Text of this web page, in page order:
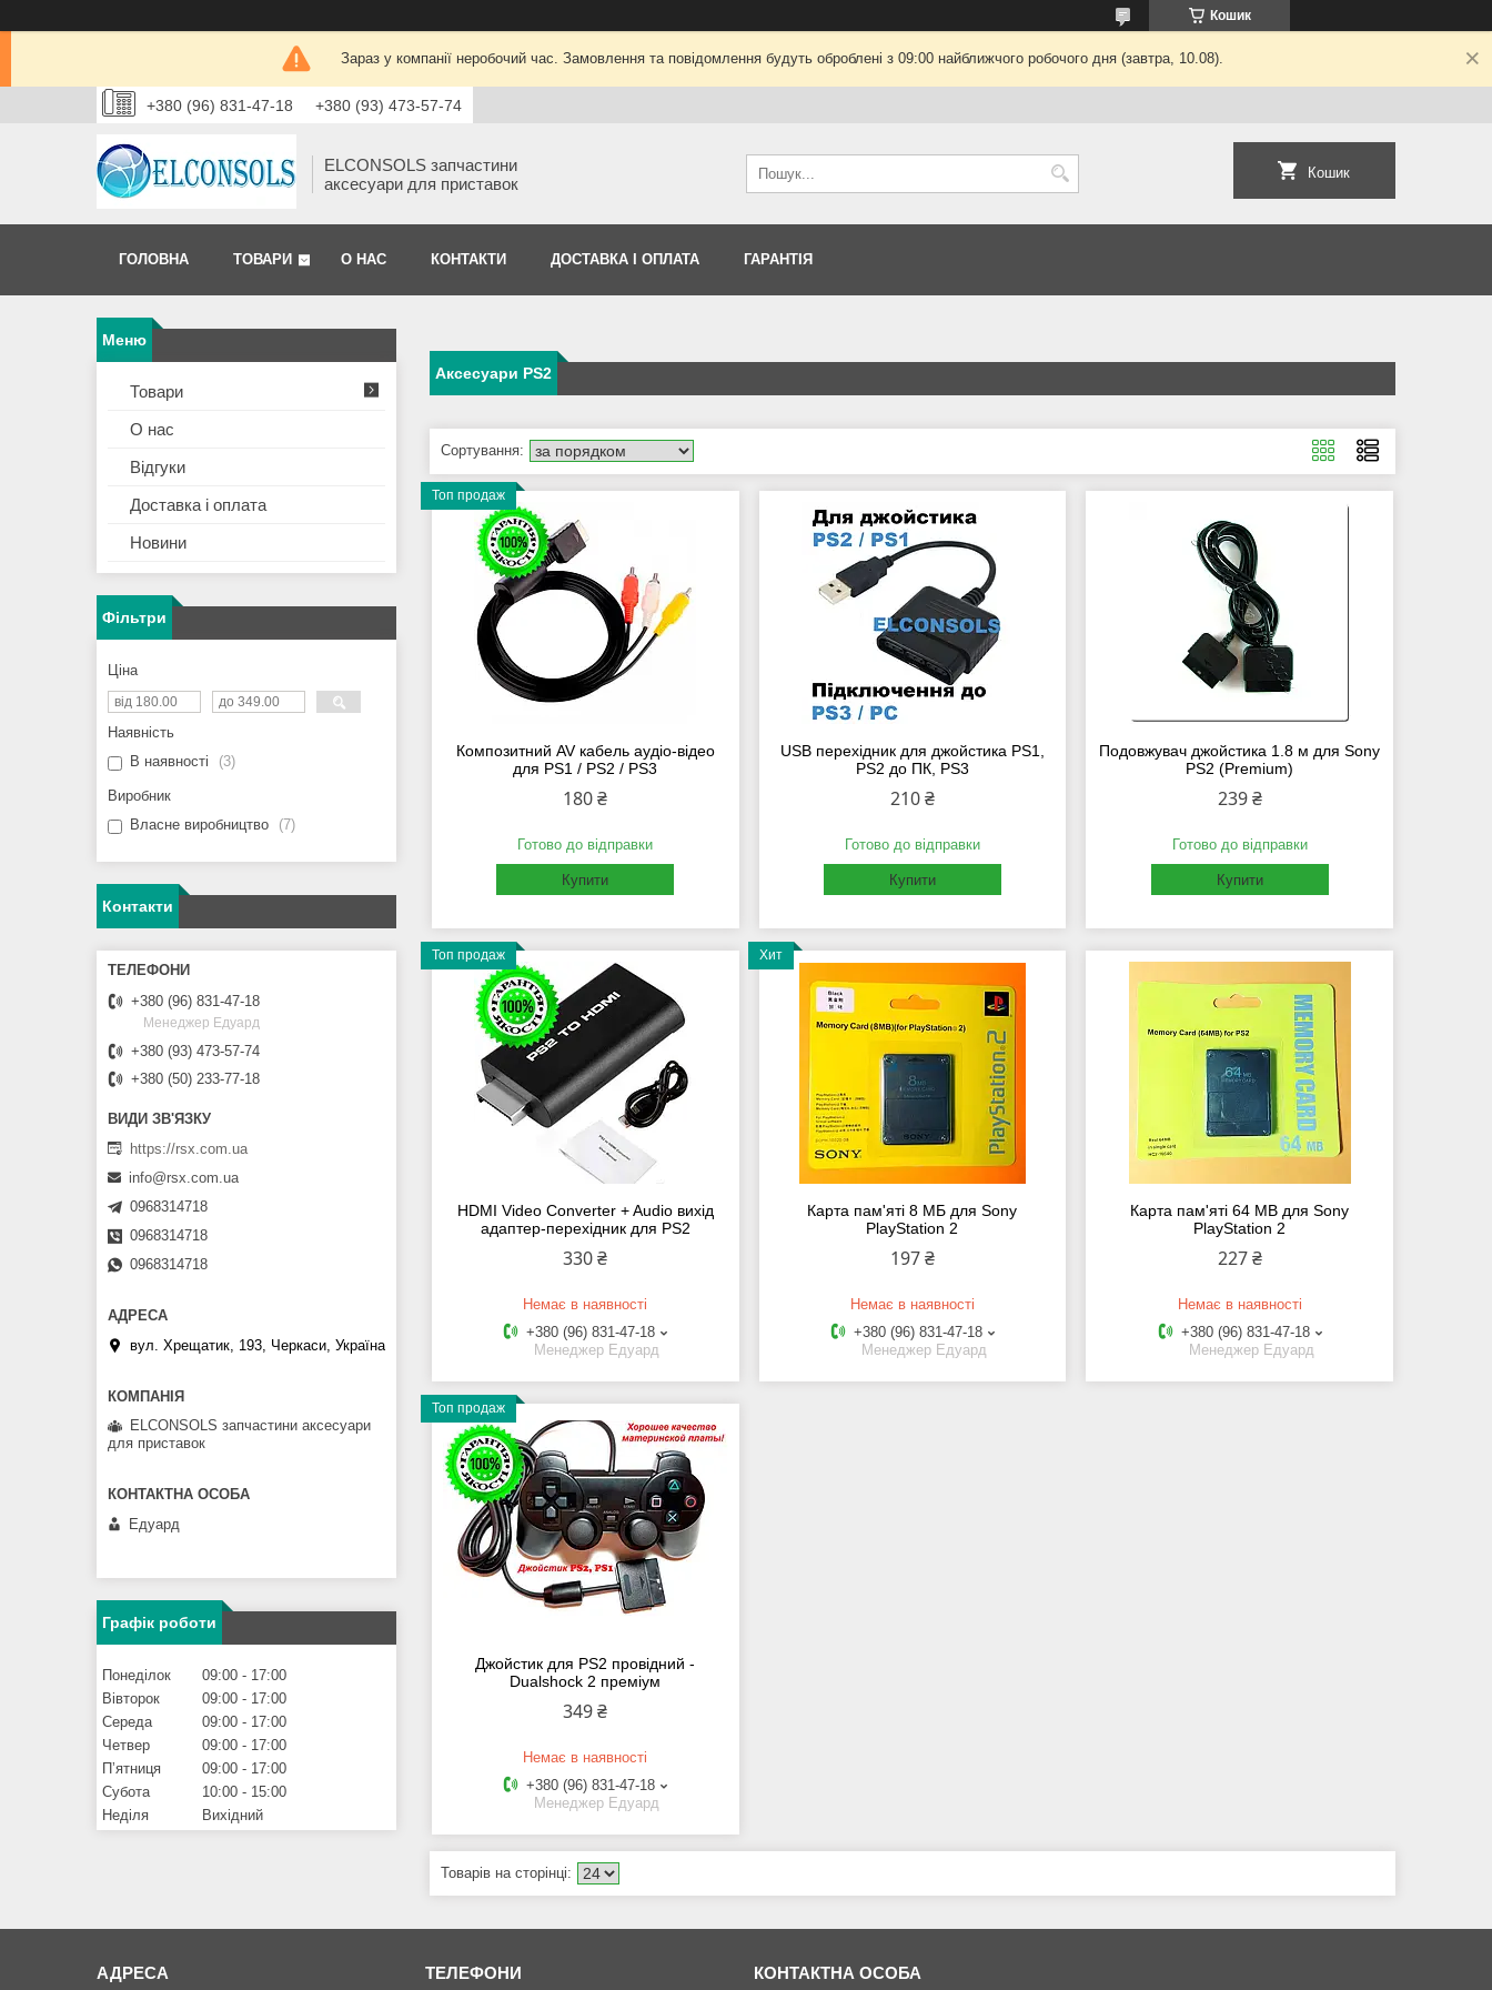
Кошик
Зараз у компанії неробочий час. Замовлення та повідомлення будуть оброблені з 09:00 найближчого робочого дня (завтра, 10.08).
+380 (96) 831-47-18 +380 (93) 473-57-74
ELCONSOLS запчастини
аксесуари для приставок
Кошик
ГОЛОВНА ТОВАРИ О НАС КОНТАКТИ ДОСТАВКА І ОПЛАТА ГАРАНТІЯ
Аксесуари PS2
Топ продаж
Композитний AV кабель аудіо-відео
для PS1 / PS2 / PS3
180 ₴
Готово до відправки
Купити
USB перехідник для джойстика PS1,
PS2 до ПК, PS3
210 ₴
Готово до відправки
Купити
Подовжувач джойстика 1.8 м для Sony
PS2 (Premium)
239 ₴
Готово до відправки
Купити
Топ продаж
HDMI Video Converter + Audio вихід
адаптер-перехідник для PS2
330 ₴
Немає в наявності
+380 (96) 831-47-18
Менеджер Едуард
Хит
Карта пам'яті 8 МБ для Sony
PlayStation 2
197 ₴
Немає в наявності
+380 (96) 831-47-18
Менеджер Едуард
Карта пам'яті 64 MB для Sony
PlayStation 2
227 ₴
Немає в наявності
+380 (96) 831-47-18
Менеджер Едуард
Топ продаж
Джойстик для PS2 провідний -
Dualshock 2 преміум
349 ₴
Немає в наявності
+380 (96) 831-47-18
Менеджер Едуард
Товари
О нас
Відгуки
Доставка і оплата
Новини
Фільтри
Ціна
Наявність
В наявності
3
Виробник
Власне виробництво
7
Контакти
+380 (96) 831-47-18
Менеджер Едуард
+380 (93) 473-57-74
+380 (50) 233-77-18
https://rsx.com.ua
info@rsx.com.ua
0968314718
0968314718
0968314718
вул. Хрещатик, 193, Черкаси, Україна
ELCONSOLS запчастини аксесуари
для приставок
Едуард
Графік роботи
Понеділок 09:00
17:00
Вівторок
09:00
17:00
Середа
09:00
17:00
Четвер
09:00
17:00
Пʼятниця
09:00
17:00
Субота
10:00
15:00
Неділя
Вихідний